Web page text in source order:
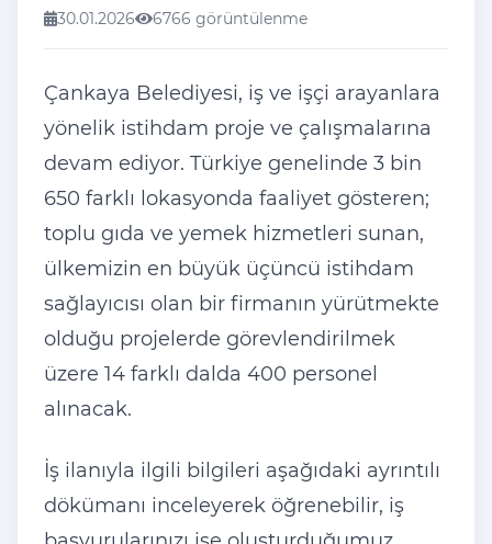
30.01.2026 6766 görüntülenme
Çankaya Belediyesi, iş ve işçi arayanlara
yönelik istihdam proje ve çalışmalarına
devam ediyor. Türkiye genelinde 3 bin
650 farklı lokasyonda faaliyet gösteren;
toplu gıda ve yemek hizmetleri sunan,
ülkemizin en büyük üçüncü istihdam
sağlayıcısı olan bir firmanın yürütmekte
olduğu projelerde görevlendirilmek
üzere 14 farklı dalda 400 personel
alınacak.
İş ilanıyla ilgili bilgileri aşağıdaki ayrıntılı
dökümanı inceleyerek öğrenebilir, iş